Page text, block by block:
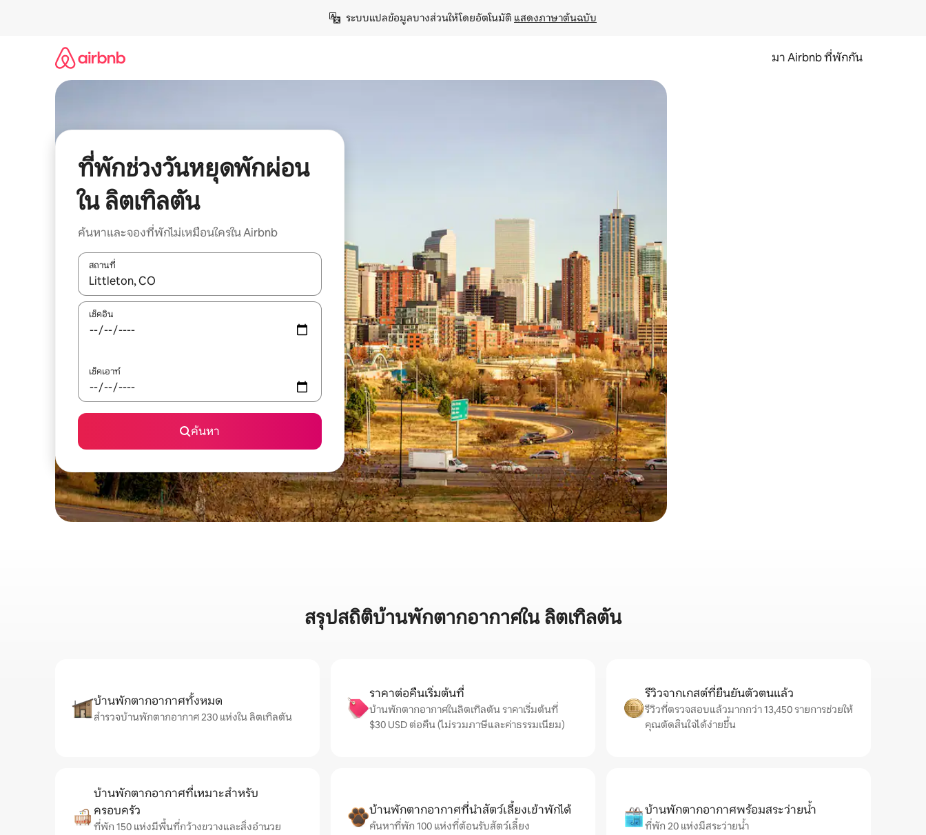
ระบบแปลข้อมูลบางส่วนให้โดยอัตโนมัติ แสดงภาษาต้นฉบับ
มา Airbnb ที่พักกัน
ที่พักช่วงวันหยุดพักผ่อน
ใน ลิตเทิลตัน
ค้นหาและจองที่พักไม่เหมือนใครใน Airbnb
สถานที่
ใช้ลูกศรขึ้นลง หรือใช้การสัมผัสหรือปัด เพื่อสำรวจผลการค้นหา
เช็คอิน
เช็คเอาท์
ค้นหา
สรุปสถิติบ้านพักตากอากาศใน ลิตเทิลตัน
บ้านพักตากอากาศทั้งหมด
สำรวจบ้านพักตากอากาศ 230 แห่งใน ลิตเทิลตัน
ราคาต่อคืนเริ่มต้นที่
บ้านพักตากอากาศในลิตเทิลตัน ราคาเริ่มต้นที่
$30 USD ต่อคืน (ไม่รวมภาษีและค่าธรรมเนียม)
รีวิวจากเกสต์ที่ยืนยันตัวตนแล้ว
รีวิวที่ตรวจสอบแล้วมากกว่า 13,450 รายการช่วยให้
คุณตัดสินใจได้ง่ายขึ้น
บ้านพักตากอากาศที่เหมาะสำหรับ
ครอบครัว
ที่พัก 150 แห่งมีพื้นที่กว้างขวางและสิ่งอำนวย
บ้านพักตากอากาศที่นำสัตว์เลี้ยงเข้าพักได้
ค้นหาที่พัก 100 แห่งที่ต้อนรับสัตว์เลี้ยง
บ้านพักตากอากาศพร้อมสระว่ายน้ำ
ที่พัก 20 แห่งมีสระว่ายน้ำ